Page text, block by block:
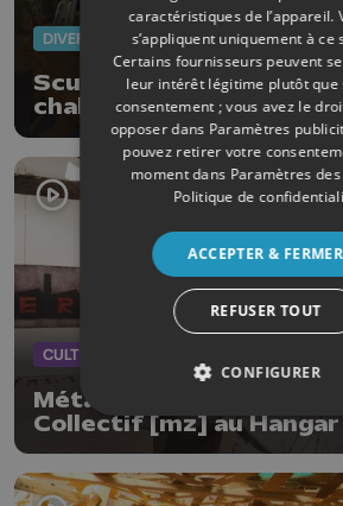
DIVERS
Sculptures à la
chalumeau !
CULTURE
Métal Homme Machine,
Collectif [mz] au Hangar
caractéristiques de l’appareil.
s’appliquent uniquement à ce
Certains fournisseurs peuvent
leur intérêt légitime plutôt que
consentement ; vous avez le
opposer dans Paramètres
pouvez retirer votre
moment dans Paramètres
Politique de
ACCEPTER & FERMER
REFUSER TOUT
CONFIGURER